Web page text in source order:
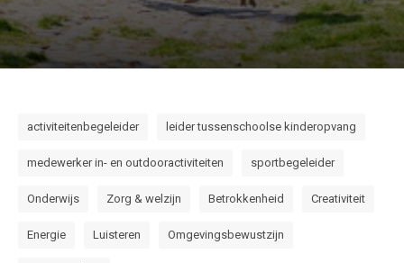
activiteitenbegeleider leider tussenschoolse kinderopvang
medewerker in- en outdooractiviteiten sportbegeleider
Onderwijs Zorg & welzijn Betrokkenheid Creativiteit
Energie Luisteren Omgevingsbewustzijn